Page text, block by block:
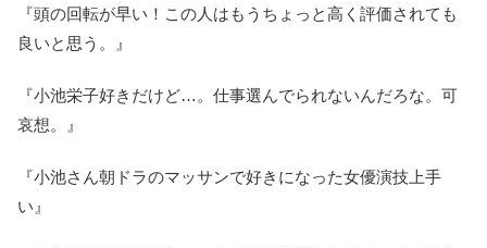
『頭の回転が早い！この人はもうちょっと高く評価されても
良いと思う。』
『小池栄子好きだけど…。仕事選んでられないんだろな。可
哀想。』
『小池さん朝ドラのマッサンで好きになった女優演技上手
い』